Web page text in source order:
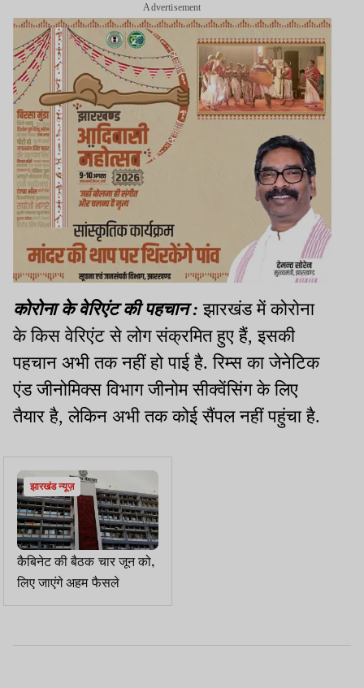
Advertisement
कोरोना के वेरिएंट की पहचान: झारखंड में कोरोना
के किस वेरिएंट से लोग संक्रमित हुए हैं,इसकी
पहचान अभी तक नहीं हो पाई है. रिम्स का जेनेटिक
एंड जीनोमिक्स विभाग जीनोम सीक्वेंसिंग के लिए
तैयार है,लेकिन अभी तक कोई सैंपल नहीं पहुंचा है.
झारखंड न्यूज़
कैबिनेट की बैठक चार जून को,
लिए जाएंगे अहम फैसले